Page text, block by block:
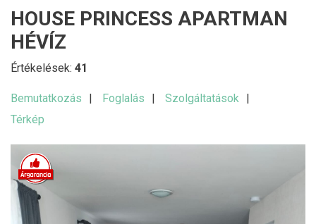
HOUSE PRINCESS APARTMAN
HÉVÍZ
Értékelések: 41
Bemutatkozás Foglalás
Szolgáltatások
Térkép